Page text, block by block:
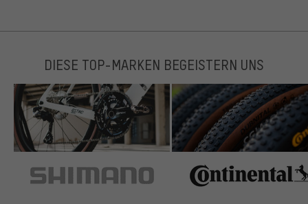
DIESE TOP-MARKEN BEGEISTERN UNS